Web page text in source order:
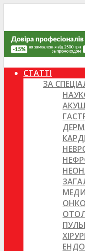
СТАТТІ
ЗА